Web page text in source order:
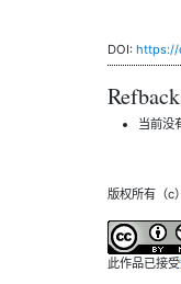
DOI: https://
当前没
版权所有（c
此作品已接受